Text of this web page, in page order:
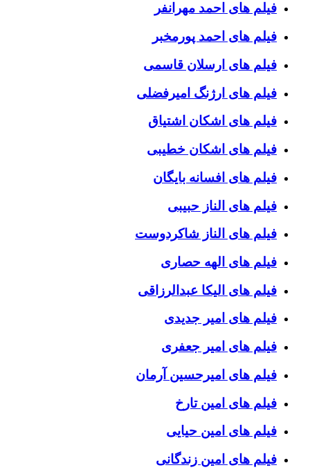
فیلم های احمد مهرانفر
فیلم های احمد پورمخبر
فیلم های ارسلان قاسمی
فیلم های ارژنگ امیرفضلی
فیلم های اشکان اشتیاق
فیلم های اشکان خطیبی
فیلم های افسانه بایگان
فیلم های الناز حبیبی
فیلم های الناز شاکردوست
فیلم های الهه حصاری
فیلم های الیکا عبدالرزاقی
فیلم های امیر جدیدی
فیلم های امیر جعفری
فیلم های امیرحسین آرمان
فیلم های امین تارخ
فیلم های امین حیایی
فیلم های امین زندگانی